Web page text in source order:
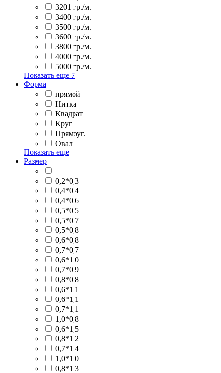
3201 гр./м.
3400 гр./м.
3500 гр./м.
3600 гр./м.
3800 гр./м.
4000 гр./м.
5000 гр./м.
Показать еще 7
Форма
прямой
Нитка
Квадрат
Круг
Прямоуг.
Овал
Показать еще
Размер
0,2*0,3
0,4*0,4
0,4*0,6
0,5*0,5
0,5*0,7
0,5*0,8
0,6*0,8
0,7*0,7
0,6*1,0
0,7*0,9
0,8*0,8
0,6*1,1
0,6*1,1
0,7*1,1
1,0*0,8
0,6*1,5
0,8*1,2
0,7*1,4
1,0*1,0
0,8*1,3